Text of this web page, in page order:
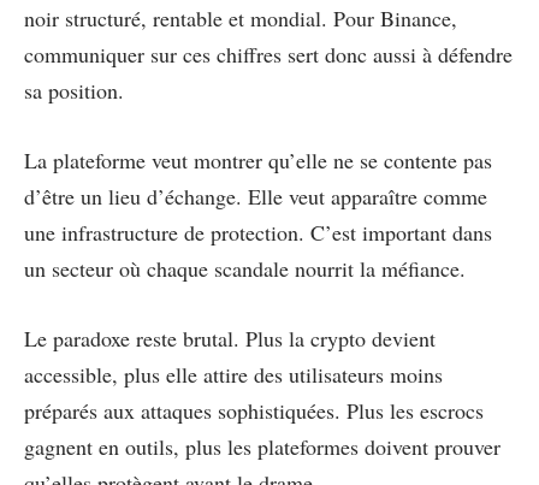
noir structuré, rentable et mondial. Pour Binance,
communiquer sur ces chiffres sert donc aussi à défendre
sa position.
La plateforme veut montrer qu’elle ne se contente pas
d’être un lieu d’échange. Elle veut apparaître comme
une infrastructure de protection. C’est important dans
un secteur où chaque scandale nourrit la méfiance.
Le paradoxe reste brutal. Plus la crypto devient
accessible, plus elle attire des utilisateurs moins
préparés aux attaques sophistiquées. Plus les escrocs
gagnent en outils, plus les plateformes doivent prouver